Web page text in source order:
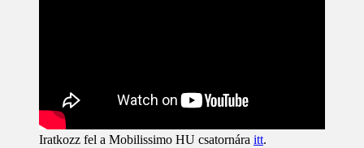
Iratkozz fel a Mobilissimo HU csatornára itt.